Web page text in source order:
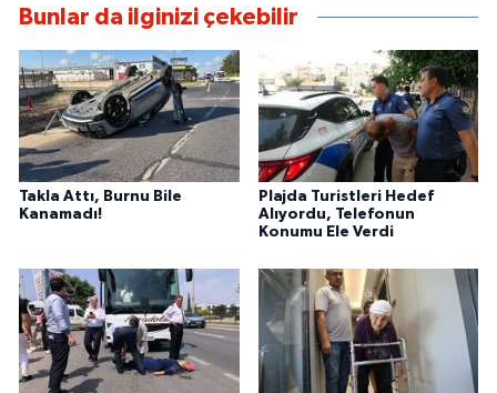
Bunlar da ilginizi çekebilir
Takla Attı, Burnu Bile
Kanamadı!
Plajda Turistleri Hedef
Alıyordu, Telefonun
Konumu Ele Verdi